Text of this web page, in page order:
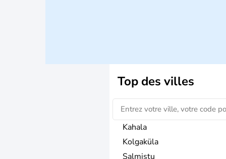
Top des villes
Kahala
Kolgaküla
Salmistu